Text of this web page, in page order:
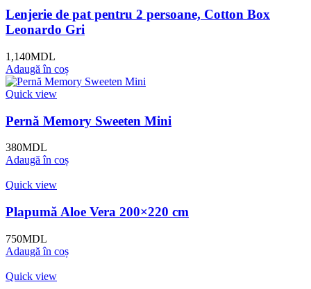
Lenjerie de pat pentru 2 persoane, Cotton Box
Leonardo Gri
1,140MDL
Adaugă în coș
Quick view
Pernă Memory Sweeten Mini
380MDL
Adaugă în coș
Quick view
Plapumă Aloe Vera 200×220 cm
750MDL
Adaugă în coș
Quick view